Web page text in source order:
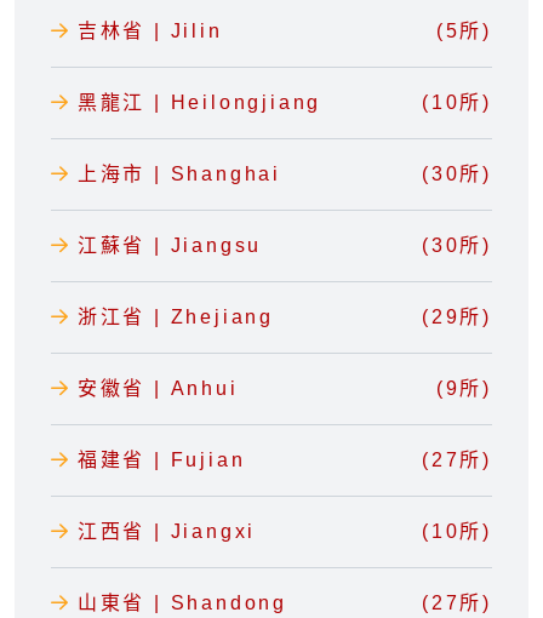
吉林省 | Jilin (5所)
黑龍江 | Heilongjiang (10所)
上海市 | Shanghai (30所)
江蘇省 | Jiangsu (30所)
浙江省 | Zhejiang (29所)
安徽省 | Anhui (9所)
福建省 | Fujian (27所)
江西省 | Jiangxi (10所)
山東省 | Shandong (27所)